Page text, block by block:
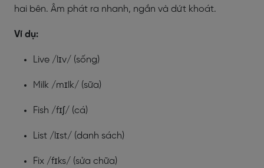
hai bên. Âm phát ra nhanh, ngắn và dứt khoát.
Ví dụ:
Live /lɪv/ (sống)
Milk /mɪlk/ (sữa)
Fish /fɪʃ/ (cá)
List /lɪst/ (danh sách)
Fix /fɪks/ (sửa chữa)